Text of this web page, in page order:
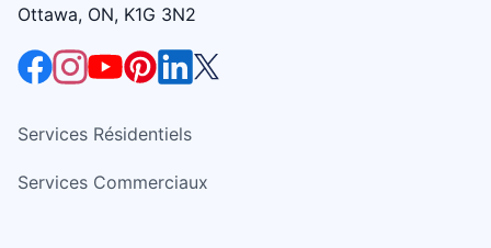
Ottawa, ON, K1G 3N2
Services Résidentiels
Services Commerciaux